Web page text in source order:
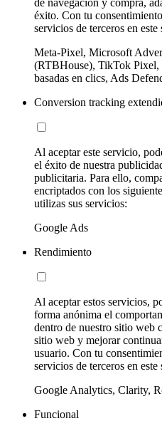
éxito. Con tu
servicios de terceros en
Meta-Pixel, Microsoft
(RTBHouse), TikTok Pixel,
basadas en clics, Ads
Conversion tracking
Al aceptar este servicio,
el éxito de nuestra
publicitaria. Para ello,
encriptados con los
utilizas sus servicios:
Google Ads
Rendimiento
Al aceptar estos servicios,
forma anónima el
dentro de nuestro sitio web
sitio web y mejorar
usuario. Con tu
servicios de terceros en
Google Analytics, Clarity,
Funcional